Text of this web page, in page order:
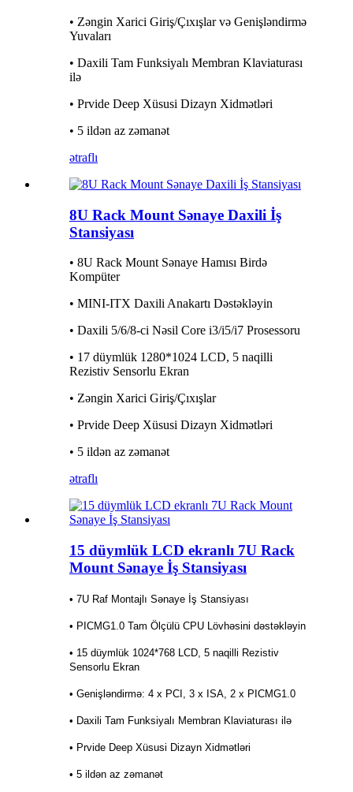
• Zəngin Xarici Giriş/Çıxışlar və Genişləndirmə
Yuvaları
• Daxili Tam Funksiyalı Membran Klaviaturası
ilə
• Prvide Deep Xüsusi Dizayn Xidmətləri
• 5 ildən az zəmanət
ətraflı
8U Rack Mount Sənaye Daxili İş
Stansiyası
• 8U Rack Mount Sənaye Hamısı Birdə
Kompüter
• MINI-ITX Daxili Anakartı Dəstəkləyin
• Daxili 5/6/8-ci Nəsil Core i3/i5/i7 Prosessoru
• 17 düymlük 1280*1024 LCD, 5 naqilli
Rezistiv Sensorlu Ekran
• Zəngin Xarici Giriş/Çıxışlar
• Prvide Deep Xüsusi Dizayn Xidmətləri
• 5 ildən az zəmanət
ətraflı
15 düymlük LCD ekranlı 7U Rack
Mount Sənaye İş Stansiyası
• 7U Raf Montajlı Sənaye İş Stansiyası
• PICMG1.0 Tam Ölçülü CPU Lövhəsini dəstəkləyin
• 15 düymlük 1024*768 LCD, 5 naqilli Rezistiv
Sensorlu Ekran
• Genişləndirmə: 4 x PCI, 3 x ISA, 2 x PICMG1.0
• Daxili Tam Funksiyalı Membran Klaviaturası ilə
• Prvide Deep Xüsusi Dizayn Xidmətləri
• 5 ildən az zəmanət